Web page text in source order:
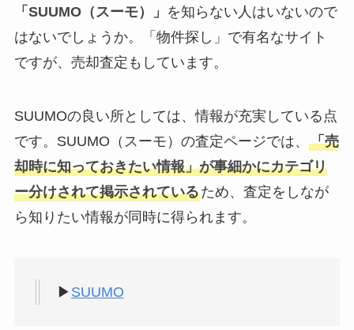
「SUUMO（スーモ）」 を知らない人はいないので
はないでしょうか。「物件探し」で有名なサイト
ですが、売却査定もしています。
SUUMOの良い所としては、情報が充実している点
です。SUUMO（スーモ）の査定ページでは、 「売
却時に知っておきたい情報」が事細かにカテゴリ
ー分けされて掲示されているため、査定をしなが
ら知りたい情報が同時に得られます。
▶ SUUMO